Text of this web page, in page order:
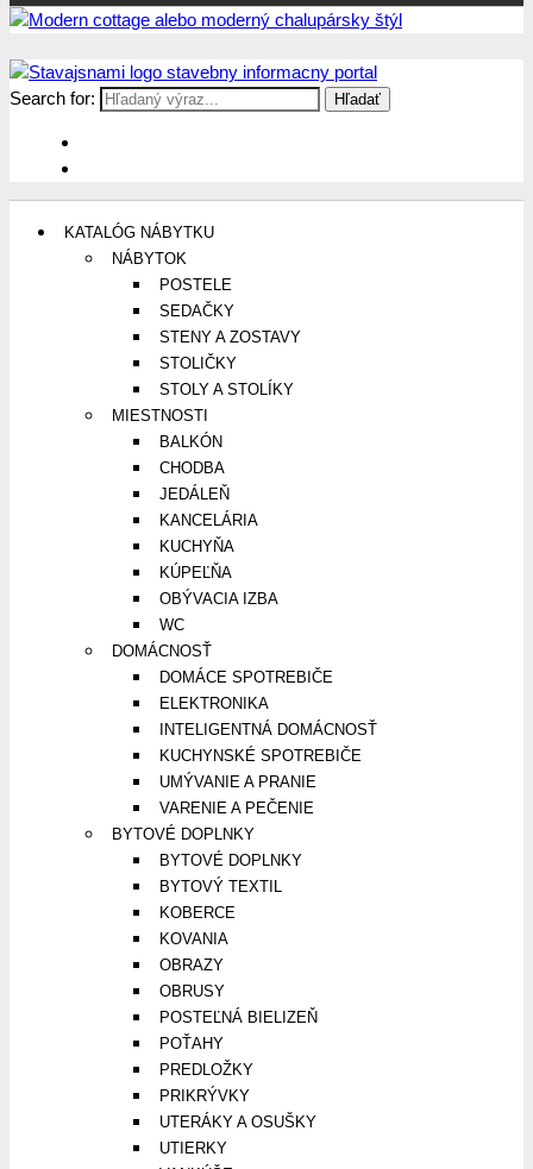
Stavajsnami.sk
Stavebníctvo, stavby, byty, domy a všetko o nich
Search for:
KATALÓG NÁBYTKU
NÁBYTOK
POSTELE
SEDAČKY
STENY A ZOSTAVY
STOLIČKY
STOLY A STOLÍKY
MIESTNOSTI
BALKÓN
CHODBA
JEDÁLEŇ
KANCELÁRIA
KUCHYŇA
KÚPEĽŇA
OBÝVACIA IZBA
WC
DOMÁCNOSŤ
DOMÁCE SPOTREBIČE
ELEKTRONIKA
INTELIGENTNÁ DOMÁCNOSŤ
KUCHYNSKÉ SPOTREBIČE
UMÝVANIE A PRANIE
VARENIE A PEČENIE
BYTOVÉ DOPLNKY
BYTOVÉ DOPLNKY
BYTOVÝ TEXTIL
KOBERCE
KOVANIA
OBRAZY
OBRUSY
POSTEĽNÁ BIELIZEŇ
POŤAHY
PREDLOŽKY
PRIKRÝVKY
UTERÁKY A OSUŠKY
UTIERKY